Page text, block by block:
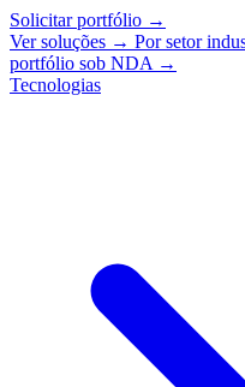
Solicitar portfólio →
Ver soluções → Por setor
portfólio sob NDA →
Tecnologias